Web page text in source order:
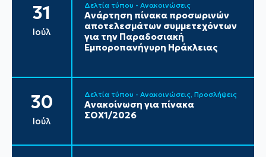
31
Ιούλ
Δελτία τύπου - Ανακοινώσεις
Ανάρτηση πίνακα προσωρινών
αποτελεσμάτων συμμετεχόντων
για την Παραδοσιακή
Εμποροπανήγυρη Ηράκλειας
30
Ιούλ
Δελτία τύπου - Ανακοινώσεις Προσλήψεις
Ανακοίνωση για πίνακα
ΣΟΧ1/2026